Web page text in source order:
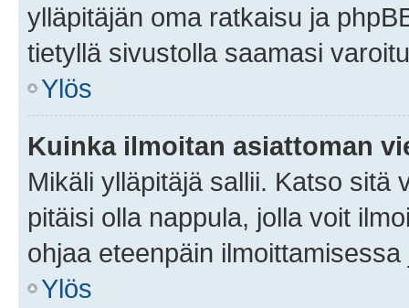
ylläpitäjän oma ratkaisu ja
tietyllä sivustolla saamasi
Ylös
Kuinka ilmoitan asiattoman
Mikäli ylläpitäjä sallii. Katso sitä
pitäisi olla nappula, jolla voit
ohjaa eteenpäin
Ylös